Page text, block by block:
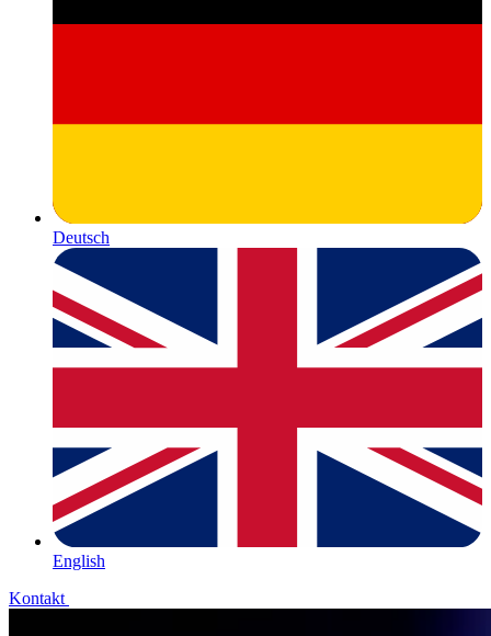
Deutsch
English
Kontakt